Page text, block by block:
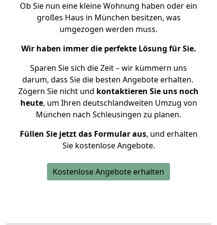
Ob Sie nun eine kleine Wohnung haben oder ein
großes Haus in München besitzen, was
umgezogen werden muss.
Wir haben immer die perfekte Lösung für Sie.
Sparen Sie sich die Zeit – wir kümmern uns
darum, dass Sie die besten Angebote erhalten.
Zögern Sie nicht und kontaktieren Sie uns noch
heute, um Ihren deutschlandweiten Umzug von
München nach Schleusingen zu planen.
Füllen Sie jetzt das Formular aus, und erhalten
Sie kostenlose Angebote.
Kostenlose Angebote erhalten